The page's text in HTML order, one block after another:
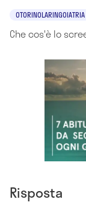
OTORINOLARINGOIATRIA
Che cos'è lo
Risposta